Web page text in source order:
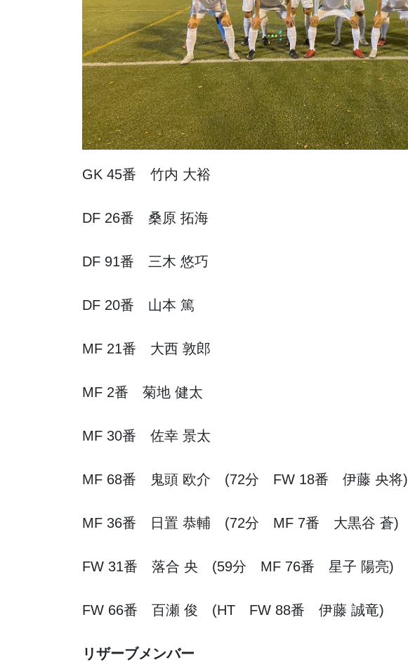
GK 45番 竹内 大裕
DF 26番 桑原 拓海
DF 91番 三木 悠巧
DF 20番 山本 篤
MF 21番 大西 敦郎
MF 2番 菊地 健太
MF 30番 佐幸 景太
MF 68番 鬼頭 欧介 (72分 FW 18番 伊藤 央将)
MF 36番 日置 恭輔 (72分 MF 7番 大黒谷 蒼)
FW 31番 落合 央 (59分 MF 76番 星子 陽亮)
FW 66番 百瀬 俊 (HT FW 88番 伊藤 誠竜)
リザーブメンバー